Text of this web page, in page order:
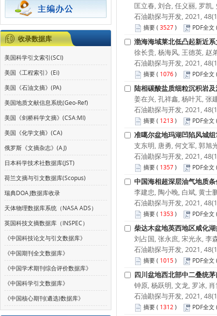
匡立春, 刘合, 任义丽, 罗凯,
石油勘探与开发, 2021,
摘要( 3527) PDF全文
渤海海域莱北低凸起新近
徐长贵, 杨海风, 王德英, 赵
石油勘探与开发, 2021,
摘要( 1076) PDF全文
陆相碳酸盐质细粒沉积岩
姜在兴, 孔祥鑫, 杨叶芃, 张
石油勘探与开发, 2021,
摘要( 1213) PDF全文
准噶尔盆地玛湖凹陷风城
支东明, 唐勇, 何文军, 郭旭
石油勘探与开发, 2021,
摘要( 1357) PDF全文
中国海相超深层油气地质
李建忠, 陶小晚, 白斌, 黄士
石油勘探与开发, 2021,
摘要( 1353) PDF全文
柴达木盆地英西地区咸化
刘占国, 张永庶, 宋光永, 李
石油勘探与开发, 2021,
摘要( 1015) PDF全文
四川盆地西北部中二叠统
钟原, 杨跃明, 文龙, 罗冰,
石油勘探与开发, 2021,
摘要( 1312 ) PDF全文
收录数据库
美国科学引文索引(SCI)
美国《工程索引》(Ei)
美国《石油文摘》(PA)
美国地质文献信息系统(Geo-Ref)
美国《剑桥科学文摘》(CSA:MI)
美国《化学文摘》(CA)
俄罗斯《文摘杂志》(AJ)
日本科学技术社数据库(JST)
荷兰文摘与引文数据库(Scopus)
瑞典DOAJ数据库收录
天体物理数据库系统（NASA ADS）
英国科技文摘数据库（INSPEC）
《中国科技论文与引文数据库》
《中国期刊全文数据库》
《中国学术期刊综合评价数据库》
《中国科学引文数据库》
《中国核心期刊(遴选)数据库》